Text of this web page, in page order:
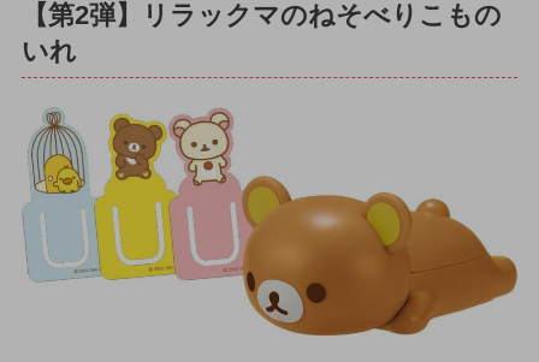
【第2弾】リラックマのねそべりこもの
いれ